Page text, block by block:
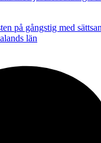
på gångstig med
län